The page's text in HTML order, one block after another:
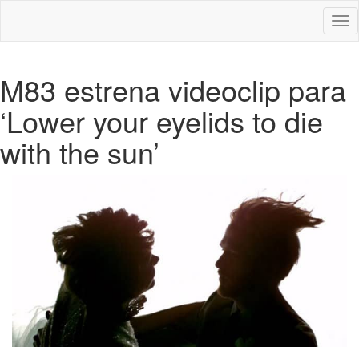
M83 estrena videoclip para
‘Lower your eyelids to die
with the sun’